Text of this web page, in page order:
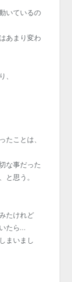
いているの
あまり変わ
たことは、
な事だった
思う。
たけれど
たら…
まいまし